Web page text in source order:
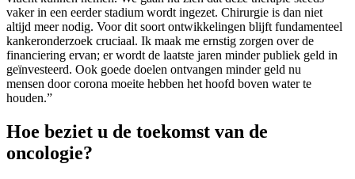
vaker in een eerder stadium wordt ingezet. Chirurgie is dan niet
altijd meer nodig. Voor dit soort ontwikkelingen blijft fundamenteel
kankeronderzoek cruciaal. Ik maak me ernstig zorgen over de
financiering ervan; er wordt de laatste jaren minder publiek geld in
geïnvesteerd. Ook goede doelen ontvangen minder geld nu
mensen door corona moeite hebben het hoofd boven water te
houden.”
Hoe beziet u de toekomst van de
oncologie?